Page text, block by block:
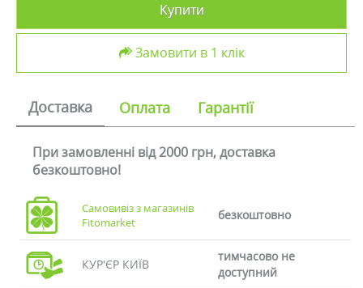
Купити
Замовити в 1 клік
Доставка Оплата Гарантії
При замовленні від 2000 грн, доставка
безкоштовно!
Самовивіз з магазинів
Fitomarket
безкоштовно
КУР'ЄР КИЇВ
тимчасово не
доступний